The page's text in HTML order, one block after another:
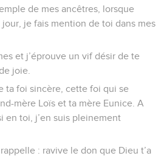
de mes ancêtres, lorsque
je fais mention de toi dans mes
et j’éprouve un vif désir de te
joie.
ta foi sincère, cette foi qui se
mère Loïs et ta mère Eunice. A
en toi, j’en suis pleinement
: ravive le don que Dieu t’a